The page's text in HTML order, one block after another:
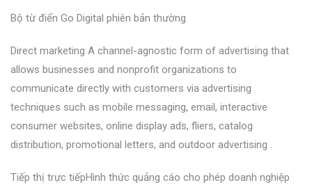
Bộ từ điển Go Digital phiên bản thường
Direct marketing A channel-agnostic form of advertising that
allows businesses and nonprofit organizations to
communicate directly with customers via advertising
techniques such as mobile messaging, email, interactive
consumer websites, online display ads, fliers, catalog
distribution, promotional letters, and outdoor advertising .
Tiếp thị trực tiếpHình thức quảng cáo cho phép doanh nghiệp